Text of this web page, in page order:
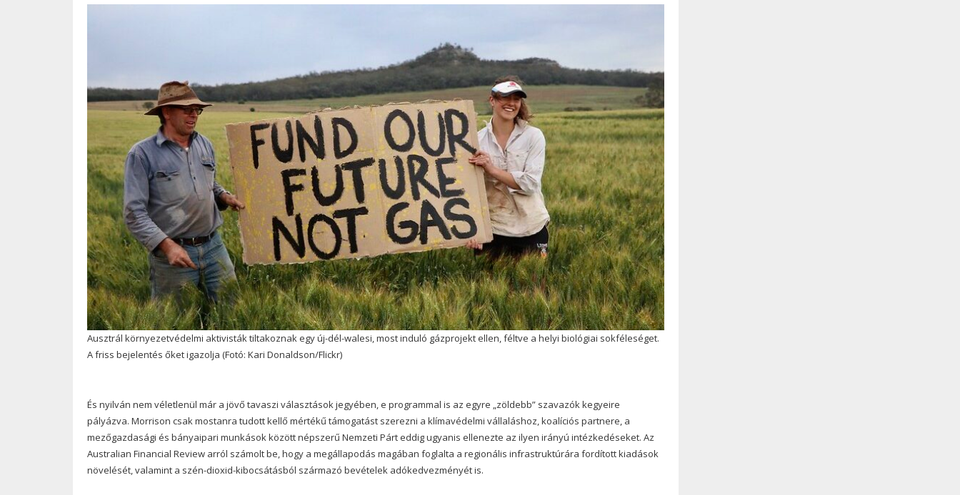
Ausztrál környezetvédelmi aktivisták tiltakoznak egy új-dél-walesi, most induló gázprojekt ellen, féltve a helyi biológiai sokféleséget.
A friss bejelentés őket igazolja (Fotó: Kari Donaldson/Flickr)
És nyilván nem véletlenül már a jövő tavaszi választások jegyében, e programmal is az egyre „zöldebb” szavazók kegyeire
pályázva. Morrison csak mostanra tudott kellő mértékű támogatást szerezni a klímavédelmi vállaláshoz, koalíciós partnere, a
mezőgazdasági és bányaipari munkások között népszerű Nemzeti Párt eddig ugyanis ellenezte az ilyen irányú intézkedéseket. Az
Australian Financial Review arról számolt be, hogy a megállapodás magában foglalta a regionális infrastruktúrára fordított kiadások
növelését, valamint a szén-dioxid-kibocsátásból származó bevételek adókedvezményét is.